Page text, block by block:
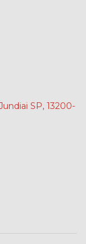
SP, 13200-